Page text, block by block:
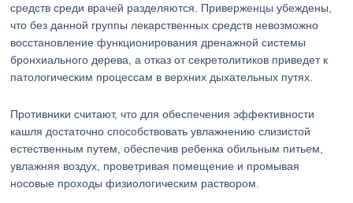
средств среди врачей разделяются. Приверженцы убеждены,
что без данной группы лекарственных средств невозможно
восстановление функционирования дренажной системы
бронхиального дерева, а отказ от секретолитиков приведет к
патологическим процессам в верхних дыхательных путях.
Противники считают, что для обеспечения эффективности
кашля достаточно способствовать увлажнению слизистой
естественным путем, обеспечив ребенка обильным питьем,
увлажняя воздух, проветривая помещение и промывая
носовые проходы физиологическим раствором.